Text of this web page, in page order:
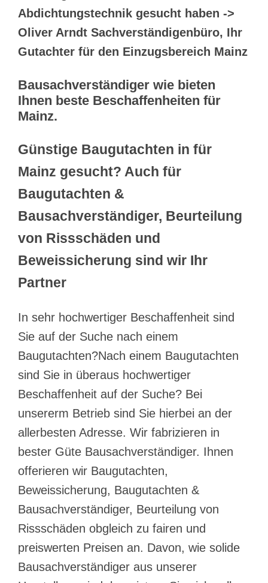
Abdichtungstechnik gesucht haben ->
Oliver Arndt Sachverständigenbüro, Ihr
Gutachter für den Einzugsbereich Mainz
Bausachverständiger wie bieten
Ihnen beste Beschaffenheiten für
Mainz.
Günstige Baugutachten in für
Mainz gesucht? Auch für
Baugutachten &
Bausachverständiger, Beurteilung
von Rissschäden und
Beweissicherung sind wir Ihr
Partner
In sehr hochwertiger Beschaffenheit sind
Sie auf der Suche nach einem
Baugutachten?Nach einem Baugutachten
sind Sie in überaus hochwertiger
Beschaffenheit auf der Suche? Bei
unsererm Betrieb sind Sie hierbei an der
allerbesten Adresse. Wir fabrizieren in
bester Güte Bausachverständiger. Ihnen
offerieren wir Baugutachten,
Beweissicherung, Baugutachten &
Bausachverständiger, Beurteilung von
Rissschäden obgleich zu fairen und
preiswerten Preisen an. Davon, wie solide
Bausachverständiger aus unserer